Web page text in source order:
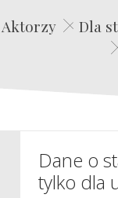
Aktorzy Dla
Dane o
tylko dla